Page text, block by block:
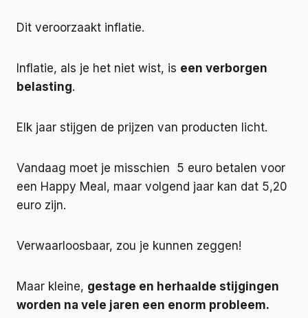
Dit veroorzaakt inflatie.
Inflatie, als je het niet wist, is een verborgen
belasting.
Elk jaar stijgen de prijzen van producten licht.
Vandaag moet je misschien 5 euro betalen voor
een Happy Meal, maar volgend jaar kan dat 5,20
euro zijn.
Verwaarloosbaar, zou je kunnen zeggen!
Maar kleine, gestage en herhaalde stijgingen
worden na vele jaren een enorm probleem.